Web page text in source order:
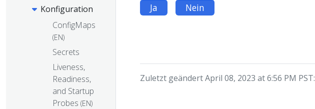
Konfiguration
ConfigMaps
(EN)
Secrets
Liveness,
Readiness,
and Startup
Probes (EN)
Ja Nein
Zuletzt geändert April 08, 2023 at 6:56 PM PST: